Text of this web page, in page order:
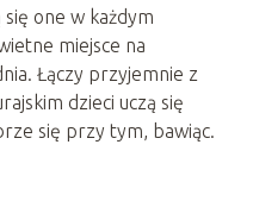
one w każdym
miejsce na
Łączy przyjemnie z
dzieci uczą się
się przy tym, bawiąc.